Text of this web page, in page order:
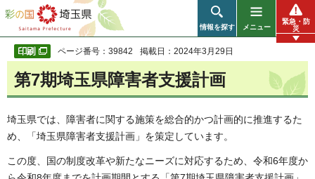
彩の国 埼玉県
情報を探す メニュー
緊急・防
災
ページ番号：39842 掲載日：2024年3月29日
第7期埼玉県障害者支援計画
埼玉県では、障害者に関する施策を総合的かつ計画的に推進するた
め、「埼玉県障害者支援計画」を策定しています。
この度、国の制度改革や新たなニーズに対応するため、令和6年度か